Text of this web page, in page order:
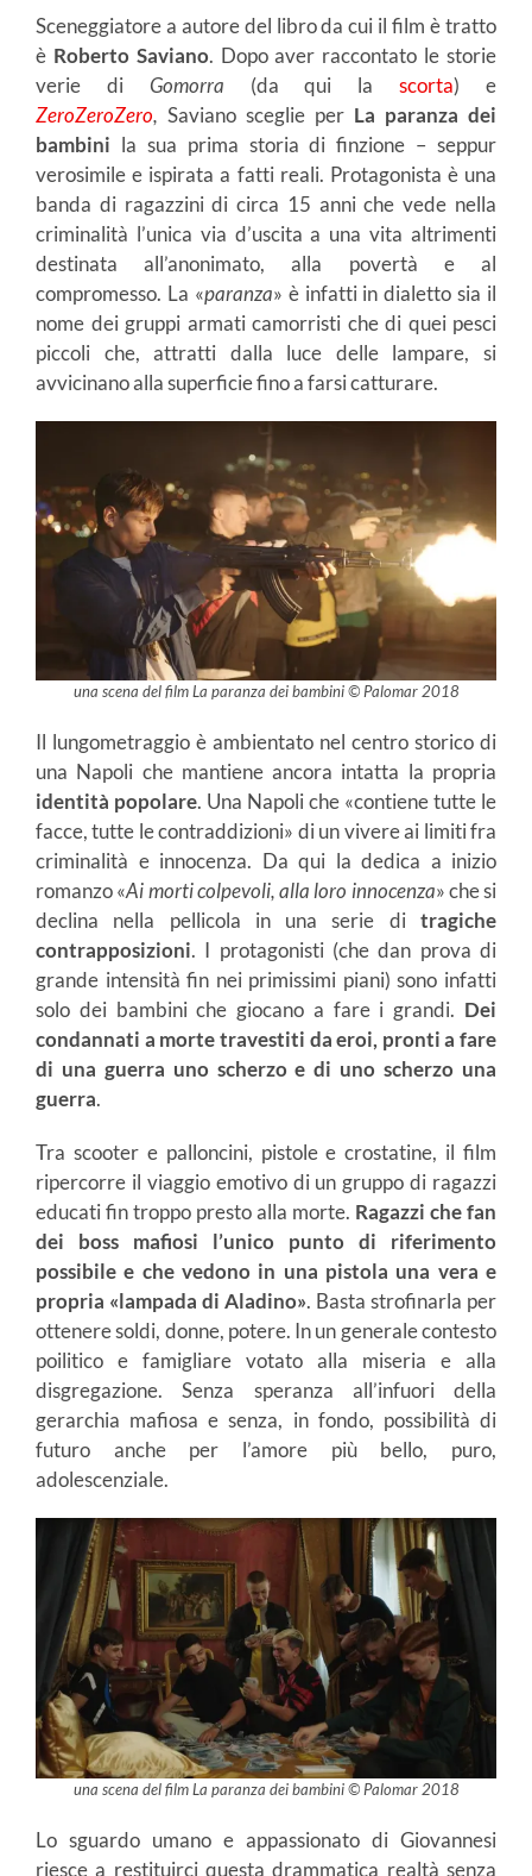
Sceneggiatore a autore del libro da cui il film è tratto
è Roberto Saviano. Dopo aver raccontato le storie
verie di Gomorra (da qui lascorta) e
ZeroZeroZero, Saviano sceglie per La paranza dei
bambini la sua prima storia di finzione – seppur
verosimile e ispirata a fatti reali. Protagonista è una
banda di ragazzini di circa 15 anni che vede nella
criminalità l’unica via d’uscita a una vita altrimenti
destinata all’anonimato, alla povertà e al
compromesso. La «paranza» è infatti in dialetto sia il
nome dei gruppi armati camorristi che di quei pesci
piccoli che, attratti dalla luce delle lampare, si
avvicinano alla superficie fino a farsi catturare.
una scena del film La paranza dei bambini © Palomar 2018
Il lungometraggio è ambientato nel centro storico di
una Napoli che mantiene ancora intatta la propria
identità popolare. Una Napoli che «contiene tutte le
facce, tutte le contraddizioni» di un vivere ai limiti fra
criminalità e innocenza. Da qui la dedica a inizio
romanzo «Ai morti colpevoli, alla loro innocenza» che si
declina nella pellicola in una serie di tragiche
contrapposizioni. I protagonisti (che dan prova di
grande intensità fin nei primissimi piani) sono infatti
solo dei bambini che giocano a fare i grandi. Dei
condannati a morte travestiti da eroi, pronti a fare
di una guerra uno scherzo e di uno scherzo una
guerra.
Tra scooter e palloncini, pistole e crostatine, il film
ripercorre il viaggio emotivo di un gruppo di ragazzi
educati fin troppo presto alla morte. Ragazzi che fan
dei boss mafiosi l’unico punto di riferimento
possibile e che vedono in una pistola una vera e
propria «lampada di Aladino». Basta strofinarla per
ottenere soldi, donne, potere. In un generale contesto
poilitico e famigliare votato alla miseria e alla
disgregazione. Senza speranza all’infuori della
gerarchia mafiosa e senza, in fondo, possibilità di
futuro anche per l’amore più bello, puro,
adolescenziale.
una scena del film La paranza dei bambini © Palomar 2018
Lo sguardo umano e appassionato di Giovannesi
riesce a restituirci questa drammatica realtà senza